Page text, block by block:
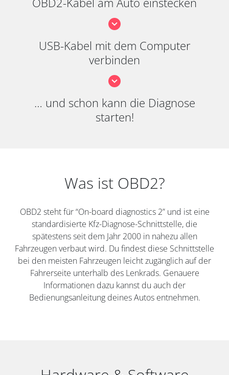
USB-Kabel mit dem Computer
verbinden
… und schon kann die Diagnose
starten!
Was ist OBD2?
OBD2 steht für “On-board diagnostics 2” und ist eine
standardisierte Kfz-Diagnose-Schnittstelle, die
spätestens seit dem Jahr 2000 in nahezu allen
Fahrzeugen verbaut wird. Du findest diese Schnittstelle
bei den meisten Fahrzeugen leicht zugänglich auf der
Fahrerseite unterhalb des Lenkrads. Genauere
Informationen dazu kannst du auch der
Bedienungsanleitung deines Autos entnehmen.